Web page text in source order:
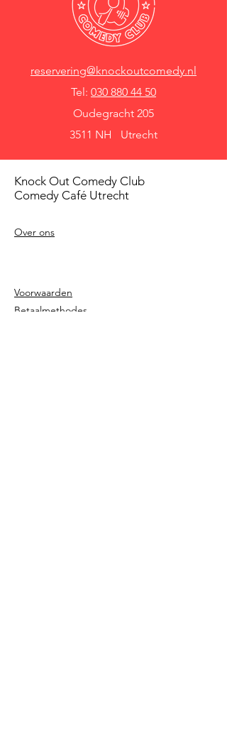
reservering@knockoutcomedy.nl
Tel: 030 880 44 50
Oudegracht 205
3511 NH Utrecht
Knock Out Comedy Club
Comedy Café Utrecht
Over ons
Voorwaarden
Betaalmethodes